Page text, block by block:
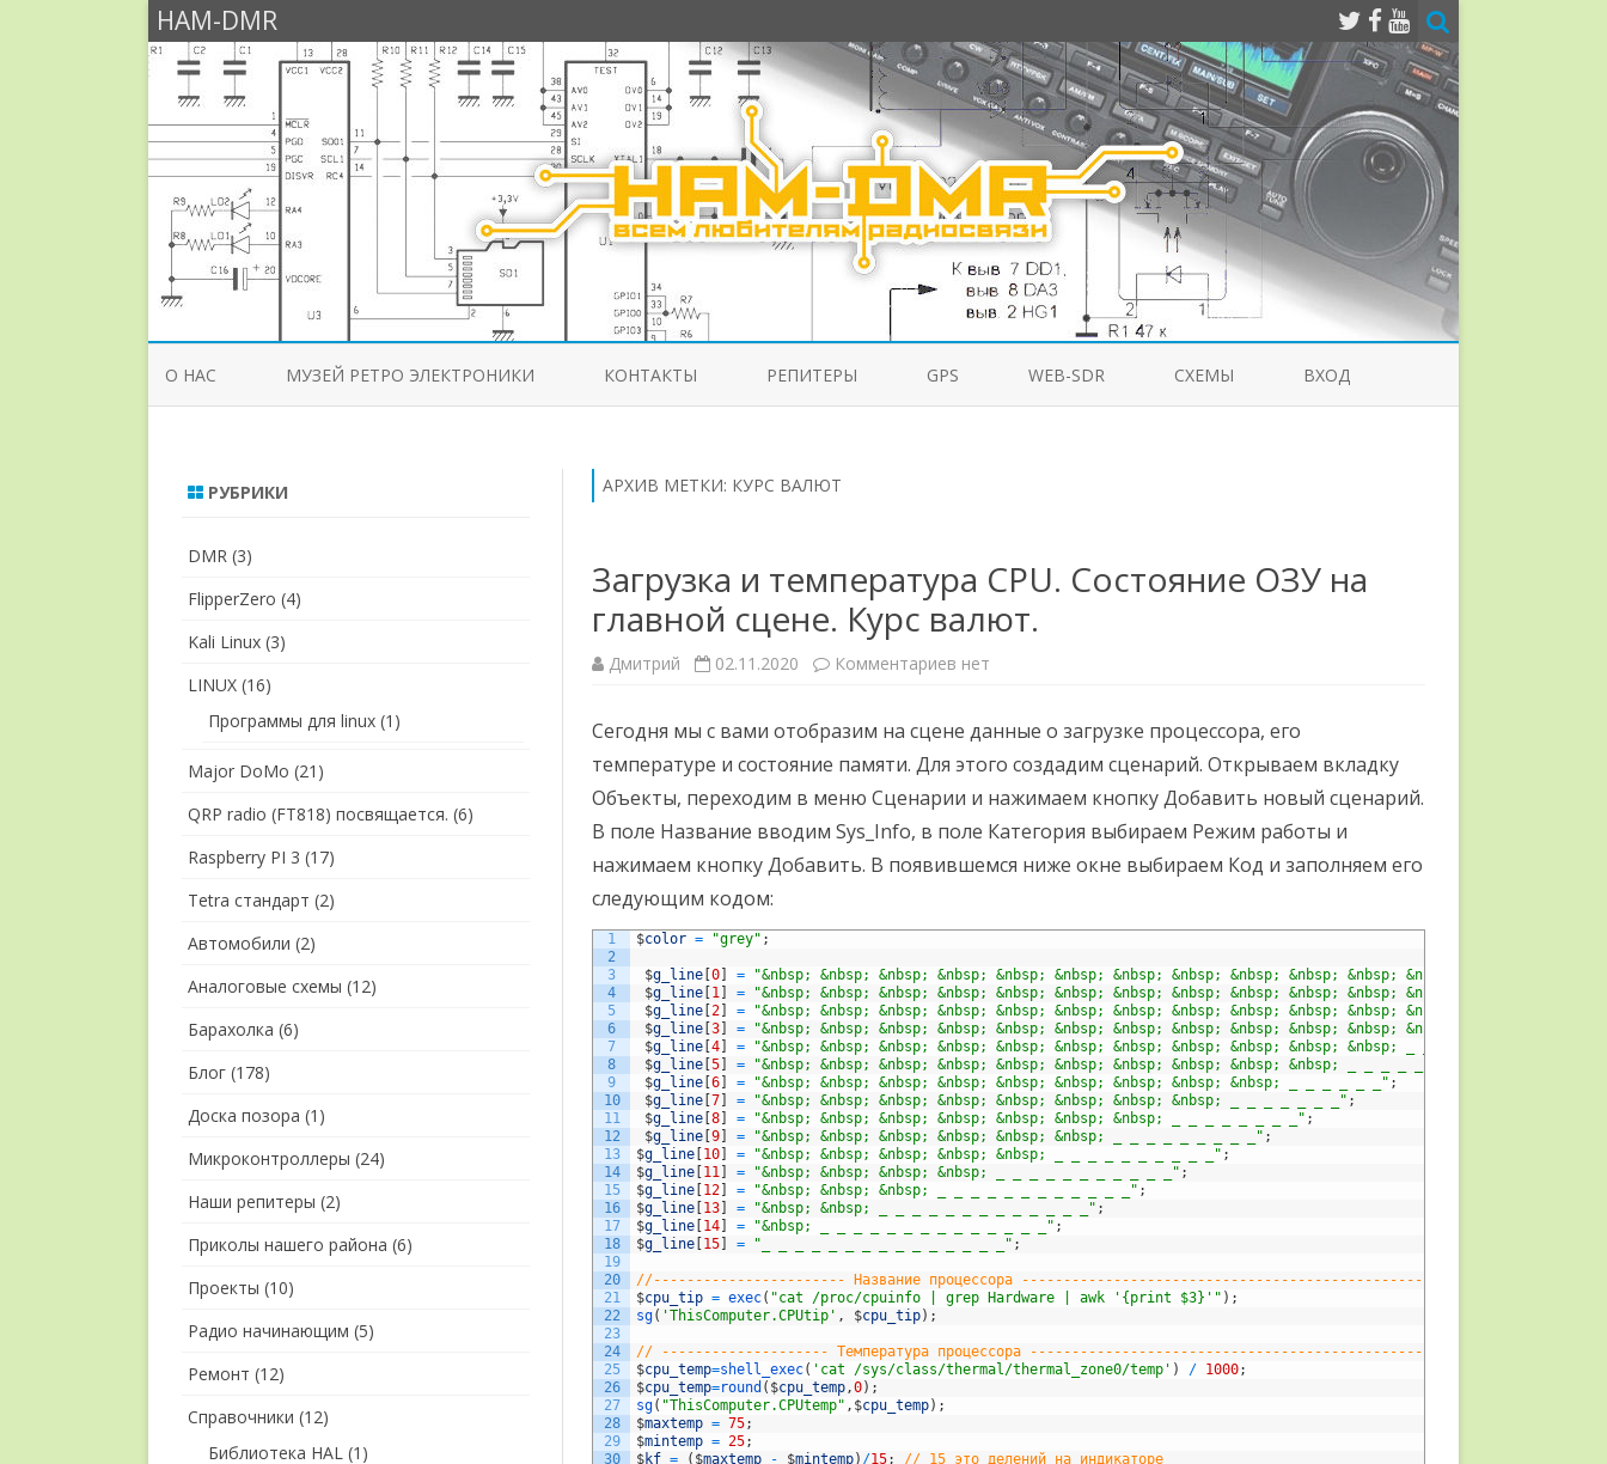
HAM-DMR
к
О НАС МУЗЕЙ РЕТРО ЭЛЕКТРОНИКИ КОНТАКТЫ РЕПИТЕРЫ GPS WEB-SDR СХЕМЫ ВХОД
АРХИВ МЕТКИ: КУРС ВАЛЮТ
Загрузка и температура CPU. Состояние ОЗУ на
главной сцене. Курс валют.
Дмитрий 02.11.2020 Комментариев к
температура
CPU.
Состояние
ОЗУ
на
главной
сцене.
Курс
валют.
нет
Сегодня мы с вами отобразим на сцене данные о загрузке процессора, его
температуре и состояние памяти. Для этого создадим сценарий. Открываем вкладку
Объекты, переходим в меню Сценарии и нажимаем кнопку Добавить новый сценарий.
В поле Название вводим Sys_Info, в поле Категория выбираем Режим работы и
нажимаем кнопку Добавить. В появившемся ниже окне выбираем Код и заполняем его
следующим кодом:
1
2
3
4
5
6
7
8
9
10
11
12
13
14
15
16
17
18
19
20
21
22
23
24
25
26
27
28
29
30
$color = "grey" ;
$g_line [0 =
"&nbsp; &nbsp; &nbsp; &nbsp; &nbsp; &nbsp; &nbsp; &nbsp; &nbsp; &nbsp; &nbsp; &nbsp; &nbsp; &nbsp;
$g_line 1 = "&nbsp; &nbsp; &nbsp; &nbsp; &nbsp; &nbsp; &nbsp; &nbsp; &nbsp; &nbsp; &nbsp; &nbsp; &nbsp; &nbsp; _"
$g_line [2 = "&nbsp; &nbsp; &nbsp; &nbsp; &nbsp; &nbsp; &nbsp; &nbsp; &nbsp; &nbsp; &nbsp; &nbsp; &nbsp; _ _"
$g_line [3 = "&nbsp; &nbsp; &nbsp; &nbsp; &nbsp; &nbsp; &nbsp; &nbsp; &nbsp; &nbsp; &nbsp; &nbsp; _ _ _"
$g_line [4 = "&nbsp; &nbsp; &nbsp; &nbsp; &nbsp; &nbsp; &nbsp; &nbsp; &nbsp; &nbsp; &nbsp; _ _ _ _"
$g_line [5 = "&nbsp; &nbsp; &nbsp; &nbsp; &nbsp; &nbsp; &nbsp; &nbsp; &nbsp; &nbsp; _ _ _ _ _"
$g_line [6 = "&nbsp; &nbsp; &nbsp; &nbsp; &nbsp; &nbsp; &nbsp; &nbsp; &nbsp; _ _ _ _ _ _" ;
$g_line [7 = "&nbsp; &nbsp; &nbsp; &nbsp; &nbsp; &nbsp; &nbsp; &nbsp; _ _ _ _ _ _ _" ;
$g_line [8 = "&nbsp; &nbsp; &nbsp; &nbsp; &nbsp; &nbsp; &nbsp; _ _ _ _ _ _ _ _" ;
$g_line [9 = "&nbsp; &nbsp; &nbsp; &nbsp; &nbsp; &nbsp; _ _ _ _ _ _ _ _ _" ;
$g_line 10 = "&nbsp; &nbsp; &nbsp; &nbsp; &nbsp; _ _ _ _ _ _ _ _ _ _" ;
$g_line 11 = "&nbsp; &nbsp; &nbsp; &nbsp; _ _ _ _ _ _ _ _ _ _ _" ;
$g_line 12 = "&nbsp; &nbsp; &nbsp; _ _ _ _ _ _ _ _ _ _ _ _" ;
$g_line 13 = "&nbsp; &nbsp; _ _ _ _ _ _ _ _ _ _ _ _ _" ;
$g_line 14 = "&nbsp; _ _ _ _ _ _ _ _ _ _ _ _ _ _" ;
$g_line 15 = "_ _ _ _ _ _ _ _ _ _ _ _ _ _ _" ;
//----------------------- Название процессора ---------------------------------------------------------
$cpu_tip = exec( "cat /proc/cpuinfo | grep Hardware | awk '{print $3}'" ) ;
sg( 'ThisComputer.CPUtip' , $cpu_tip) ;
// -------------------- Температура процессора --------------------------------------------------------
$cpu_temp=shell_exec( 'cat /sys/class/thermal/thermal_zone0/temp' ) / 1000;
$cpu_temp=round ( $cpu_temp,0) ;
sg( "ThisComputer.CPUtemp" , $cpu_temp) ;
$maxtemp = 75;
$mintemp = 25;
$kf = ( $maxtemp - $mintemp) /15;
// 15 это делений на индикаторе
РУБРИКИ
DMR (3)
FlipperZero (4)
Kali Linux (3)
LINUX (16)
Программы для linux (1)
Major DoMo (21)
QRP radio (FT818) посвящается. (6)
Raspberry PI 3 (17)
Tetra стандарт (2)
Автомобили (2)
Аналоговые схемы (12)
Барахолка (6)
Блог (178)
Доска позора (1)
Микроконтроллеры (24)
Наши репитеры (2)
Приколы нашего района (6)
Проекты (10)
Радио начинающим (5)
Ремонт (12)
Справочники (12)
Библиотека HAL (1)